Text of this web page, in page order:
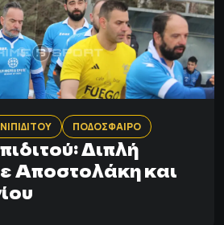
ΠΟΔΟΣΦΑΙΡΟ
Διπλή
Αποστολάκη και